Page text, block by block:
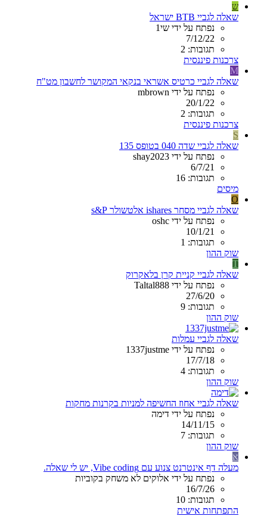
ש
שאלה לגביי BTB ישראל
נפתח על ידי שי1
7/12/22
תגובות: 2
צרכנות פיננסית
M
שאלה לגביי כרטיס אשראי בנקאי המקושר לחשבון מט"ח
נפתח על ידי mbrown
20/1/22
תגובות: 2
צרכנות פיננסית
S
שאלה לגביי שדה 040 בטופס 135
נפתח על ידי shay2023
6/7/21
תגובות: 16
מיסים
O
שאלה לגביי מסחר ishares אלטשולר s&P
נפתח על ידי oshc
10/1/21
תגובות: 1
שוק ההון
T
שאלה לגביי קניית קרן בלאקרוק
נפתח על ידי Taltal888
27/6/20
תגובות: 9
שוק ההון
שאלה לגביי עמלות
נפתח על ידי 1337justme
17/7/18
תגובות: 4
שוק ההון
שאלה לגביי אחוז החשיפה למניות בקרנות מחקות
נפתח על ידי דימה
14/11/15
תגובות: 7
שוק ההון
א
מעלה דף אינטרנט צנוע עם Vibe coding, יש לי שאלה.
נפתח על ידי אלוקים לא משחק בקוביות
16/7/26
תגובות: 10
התפתחות אישית